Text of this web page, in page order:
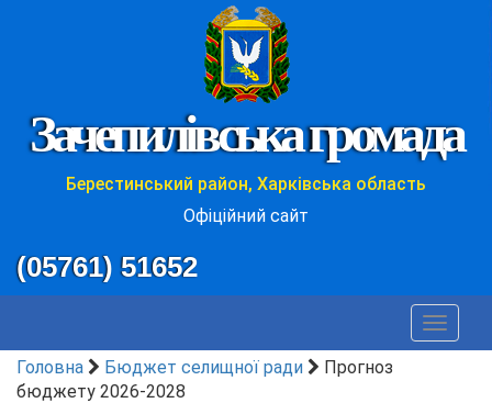
Зачепилівська громада
Берестинський район, Харківська область
Офіційний сайт
(05761) 51652
Toggle
Головна
Бюджет селищної ради
Прогноз
бюджету 2026-2028